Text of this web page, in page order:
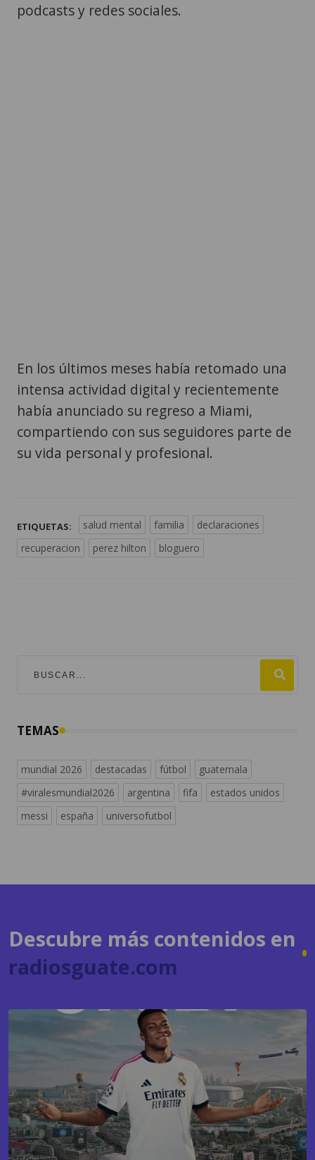
podcasts y redes sociales.
En los últimos meses había retomado una
intensa actividad digital y recientemente
había anunciado su regreso a Miami,
compartiendo con sus seguidores parte de
su vida personal y profesional.
ETIQUETAS: salud mental familia
declaraciones
recuperacion
perez hilton bloguero
TEMAS
mundial 2026 destacadas fútbol
guatemala
#viralesmundial2026
argentina fifa
estados unidos
messi
españa universofutbol
Descubre más contenidos en
radiosguate.com